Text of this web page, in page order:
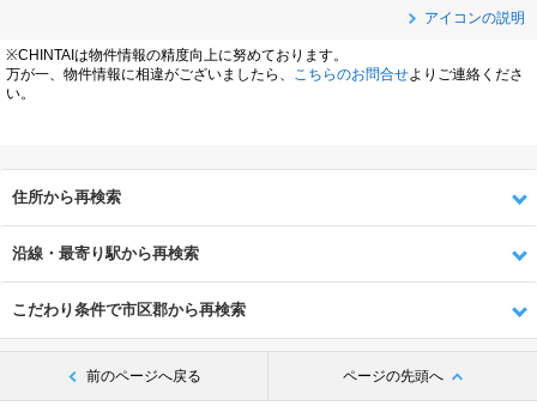
アイコンの説明
※CHINTAIは物件情報の精度向上に努めております。
万が一、物件情報に相違がございましたら、
こちらのお問合せよりご連絡くださ
い。
住所から再検索
沿線・最寄り駅から再検索
こだわり条件で市区郡から再検索
前のページへ戻る ページの先頭へ